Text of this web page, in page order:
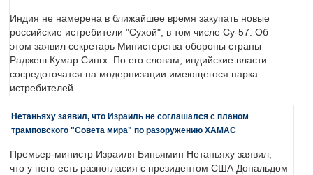
Индия не намерена в ближайшее время закупать новые
российские истребители "Сухой", в том числе Су-57. Об
этом заявил секретарь Министерства обороны страны
Раджеш Кумар Сингх. По его словам, индийские власти
сосредоточатся на модернизации имеющегося парка
истребителей.
Нетаньяху заявил, что Израиль не соглашался с планом
трамповского "Совета мира" по разоружению ХАМАС
Премьер-министр Израиля Биньямин Нетаньяху заявил,
что у него есть разногласия с президентом США Дональдом